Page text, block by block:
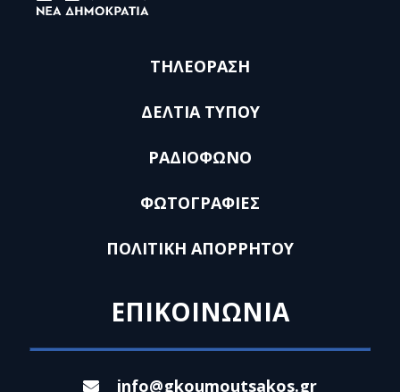
ΤΗΛΕΟΡΑΣΗ
ΔΕΛΤΙΑ ΤΥΠΟΥ
ΡΑΔΙΟΦΩΝΟ
ΦΩΤΟΓΡΑΦΙΕΣ
ΠΟΛΙΤΙΚΗ ΑΠΟΡΡΗΤΟΥ
ΕΠΙΚΟΙΝΩΝΙΑ
info@gkoumoutsakos.gr